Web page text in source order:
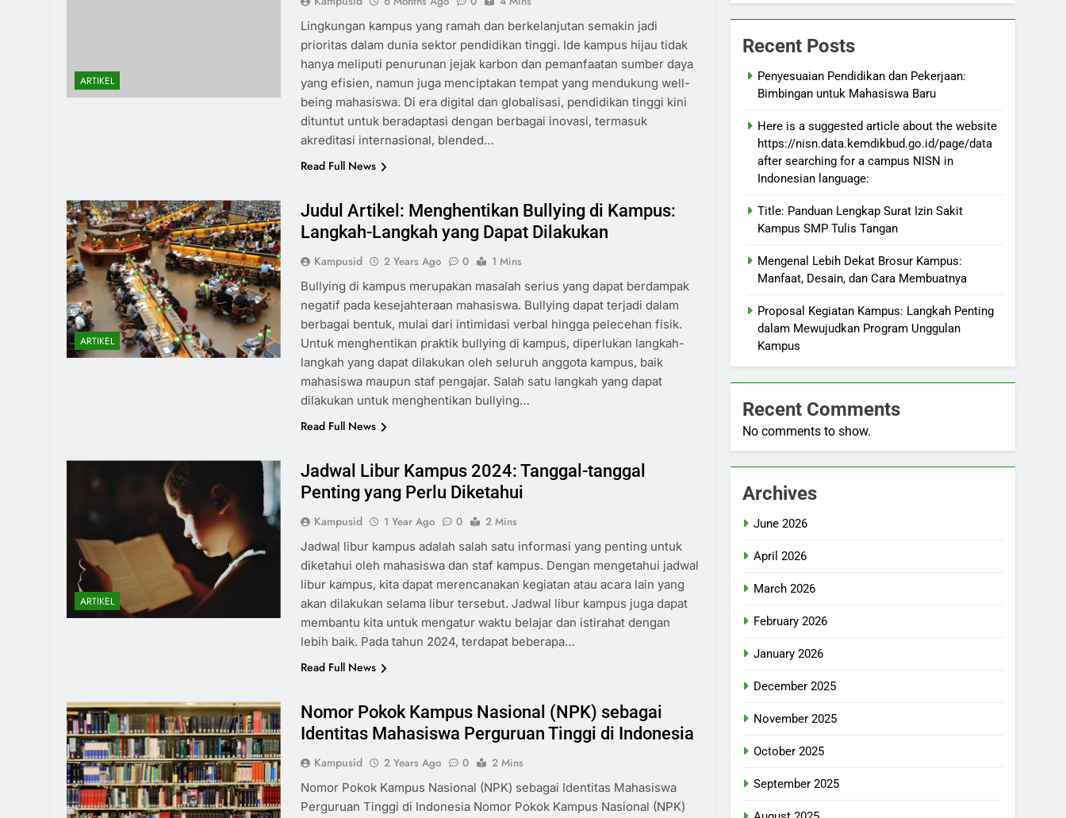
ARTIKEL
Lingkungan kampus yang ramah dan berkelanjutan semakin jadi
prioritas dalam dunia sektor pendidikan tinggi. Ide kampus hijau tidak
hanya meliputi penurunan jejak karbon dan pemanfaatan sumber daya
yang efisien, namun juga menciptakan tempat yang mendukung well-
being mahasiswa. Di era digital dan globalisasi, pendidikan tinggi kini
dituntut untuk beradaptasi dengan berbagai inovasi, termasuk
akreditasi internasional, blended…
Read Full News
ARTIKEL
Judul Artikel: Menghentikan Bullying di Kampus:
Langkah-Langkah yang Dapat Dilakukan
Kampusid 2 Years Ago 0
1 Mins
Bullying di kampus merupakan masalah serius yang dapat berdampak
negatif pada kesejahteraan mahasiswa. Bullying dapat terjadi dalam
berbagai bentuk, mulai dari intimidasi verbal hingga pelecehan fisik.
Untuk menghentikan praktik bullying di kampus, diperlukan langkah-
langkah yang dapat dilakukan oleh seluruh anggota kampus, baik
mahasiswa maupun staf pengajar. Salah satu langkah yang dapat
dilakukan untuk menghentikan bullying…
Read Full News
ARTIKEL
Jadwal Libur Kampus 2024: Tanggal-tanggal
Penting yang Perlu Diketahui
Kampusid 1 Year Ago 0
2 Mins
Jadwal libur kampus adalah salah satu informasi yang penting untuk
diketahui oleh mahasiswa dan staf kampus. Dengan mengetahui jadwal
libur kampus, kita dapat merencanakan kegiatan atau acara lain yang
akan dilakukan selama libur tersebut. Jadwal libur kampus juga dapat
membantu kita untuk mengatur waktu belajar dan istirahat dengan
lebih baik. Pada tahun 2024, terdapat beberapa…
Read Full News
Nomor Pokok Kampus Nasional (NPK) sebagai
Identitas Mahasiswa Perguruan Tinggi di Indonesia
Kampusid 2 Years Ago 0
2 Mins
Nomor Pokok Kampus Nasional (NPK) sebagai Identitas Mahasiswa
Perguruan Tinggi di Indonesia Nomor Pokok Kampus Nasional (NPK)
Recent Posts
Penyesuaian Pendidikan dan Pekerjaan:
Bimbingan untuk Mahasiswa Baru
Here is a suggested article about the website
https://nisn.data.kemdikbud.go.id/page/data
after searching for a campus NISN in
Indonesian language:
Title: Panduan Lengkap Surat Izin Sakit
Kampus SMP Tulis Tangan
Mengenal Lebih Dekat Brosur Kampus:
Manfaat, Desain, dan Cara Membuatnya
Proposal Kegiatan Kampus: Langkah Penting
dalam Mewujudkan Program Unggulan
Kampus
Recent Comments
No comments to show.
Archives
June 2026
April 2026
March 2026
February 2026
January 2026
December 2025
November 2025
October 2025
September 2025